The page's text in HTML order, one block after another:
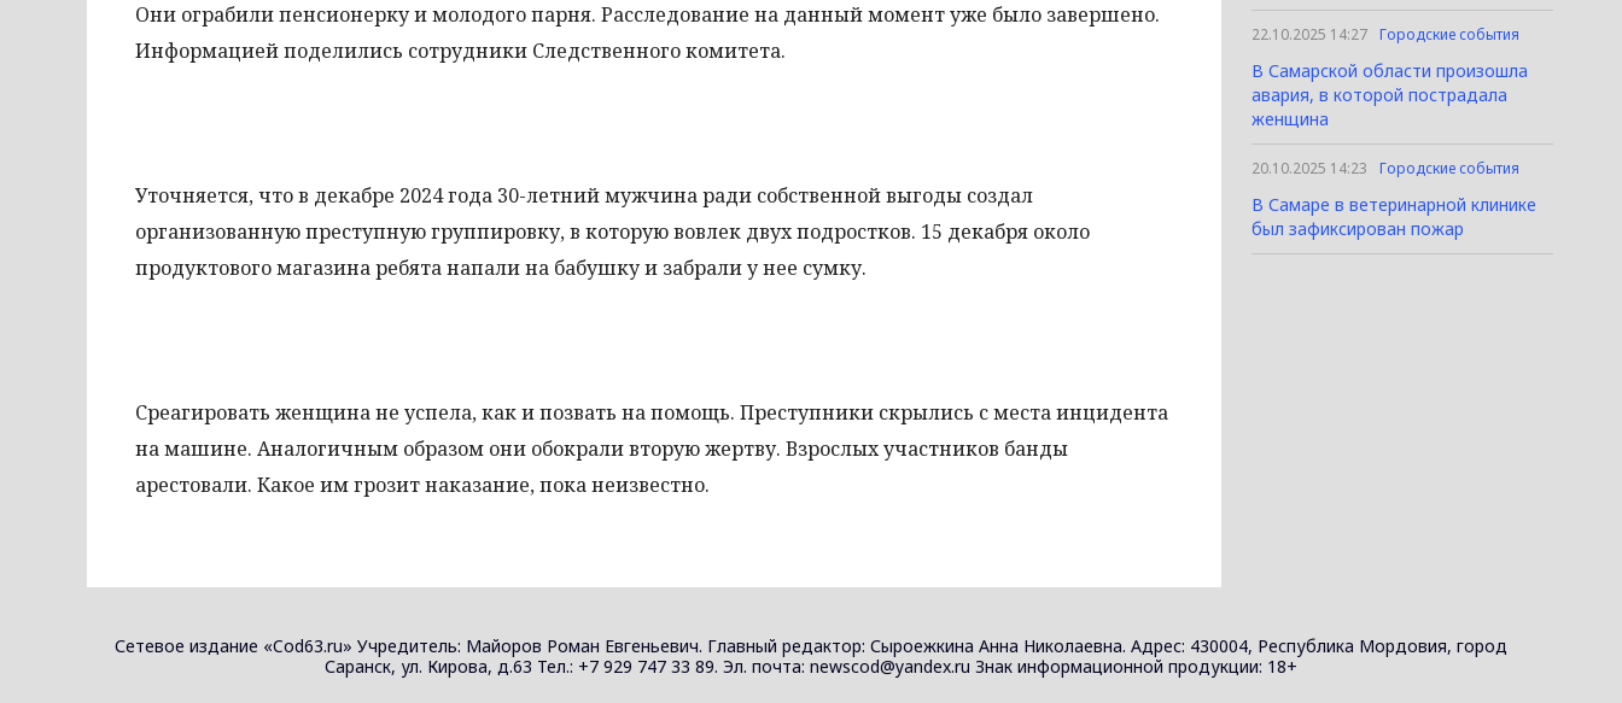
Они ограбили пенсионерку и молодого парня. Расследование на данный момент уже было завершено.
Информацией поделились сотрудники Следственного комитета.
Уточняется, что в декабре 2024 года 30-летний мужчина ради собственной выгоды создал
организованную преступную группировку, в которую вовлек двух подростков. 15 декабря около
продуктового магазина ребята напали на бабушку и забрали у нее сумку.
Среагировать женщина не успела, как и позвать на помощь. Преступники скрылись с места инцидента
на машине. Аналогичным образом они обокрали вторую жертву. Взрослых участников банды
арестовали. Какое им грозит наказание, пока неизвестно.
22.10.2025 14:27 Городские события
В Самарской области произошла
авария, в которой пострадала
женщина
20.10.2025 14:23 Городские события
В Самаре в ветеринарной клинике
был зафиксирован пожар
Сетевое издание «Cod63.ru» Учредитель: Майоров Роман Евгеньевич. Главный редактор: Сыроежкина Анна Николаевна. Адрес: 430004, Республика Мордовия, город
Саранск, ул. Кирова, д.63 Тел.: +7 929 747 33 89. Эл. почта: newscod@yandex.ru Знак информационной продукции: 18+